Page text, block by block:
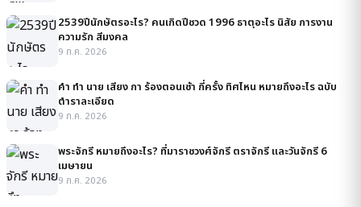
2539ปีนักษัตรอะไร? คนเกิดปีชวด 1996 ธาตุอะไร นิสัย การงาน
ความรัก สีมงคล
9 ก.ค. 2026
คํา ทํา นาย เสียง กา ร้องตอนเช้า กี่ครั้ง ทิศไหน หมายถึงอะไร ฉบับ
ตำราละเอียด
9 ก.ค. 2026
พระจักรี หมายถึงอะไร? ที่มาราชวงศ์จักรี ตราจักรี และวันจักรี 6
เมษายน
9 ก.ค. 2026